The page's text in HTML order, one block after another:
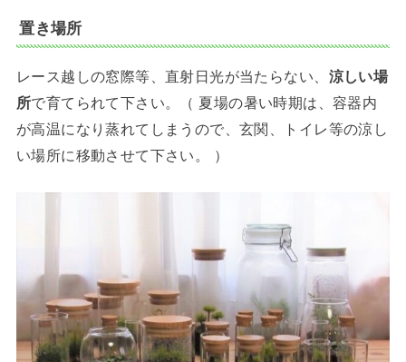
置き場所
レース越しの窓際等、直射日光が当たらない、 涼しい場
所で育てられて下さい。（ 夏場の暑い時期は、容器内
が高温になり蒸れてしまうので、玄関、トイレ等の涼し
い場所に移動させて下さい。 ）